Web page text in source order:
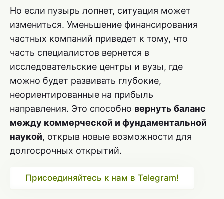
Но если пузырь лопнет, ситуация может
измениться. Уменьшение финансирования
частных компаний приведет к тому, что
часть специалистов вернется в
исследовательские центры и вузы, где
можно будет развивать глубокие,
неориентированные на прибыль
направления. Это способно вернуть баланс
между коммерческой и фундаментальной
наукой, открыв новые возможности для
долгосрочных открытий.
Присоединяйтесь к нам в Telegram!